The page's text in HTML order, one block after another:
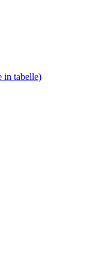
in tabelle)